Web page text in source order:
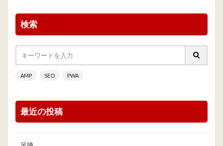
検索
AMP SEO PWA
最近の投稿